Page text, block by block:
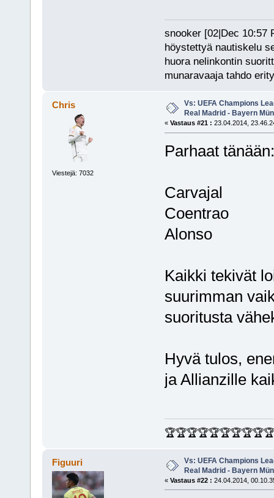
snooker [02|Dec 10:57
höystettyä nautiskelu
huora nelinkontin
munaravaaja tahdo
Chris
Viestejä: 7032
Vs: UEFA Champions
Real Madrid - Bayern
« Vastaus #21 : 23.04.2014,
Parhaat tänään:
Carvajal
Coentrao
Alonso
Kaikki tekivät
suurimman
suoritusta
Hyvä tulos,
ja Allianzille
Figuuri
Vs: UEFA Champions
Real Madrid - Bayern
« Vastaus #22 : 24.04.2014,